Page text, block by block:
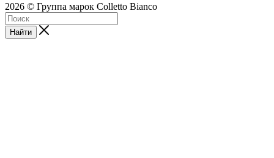
2026 © Группа марок Colletto Bianco
Найти